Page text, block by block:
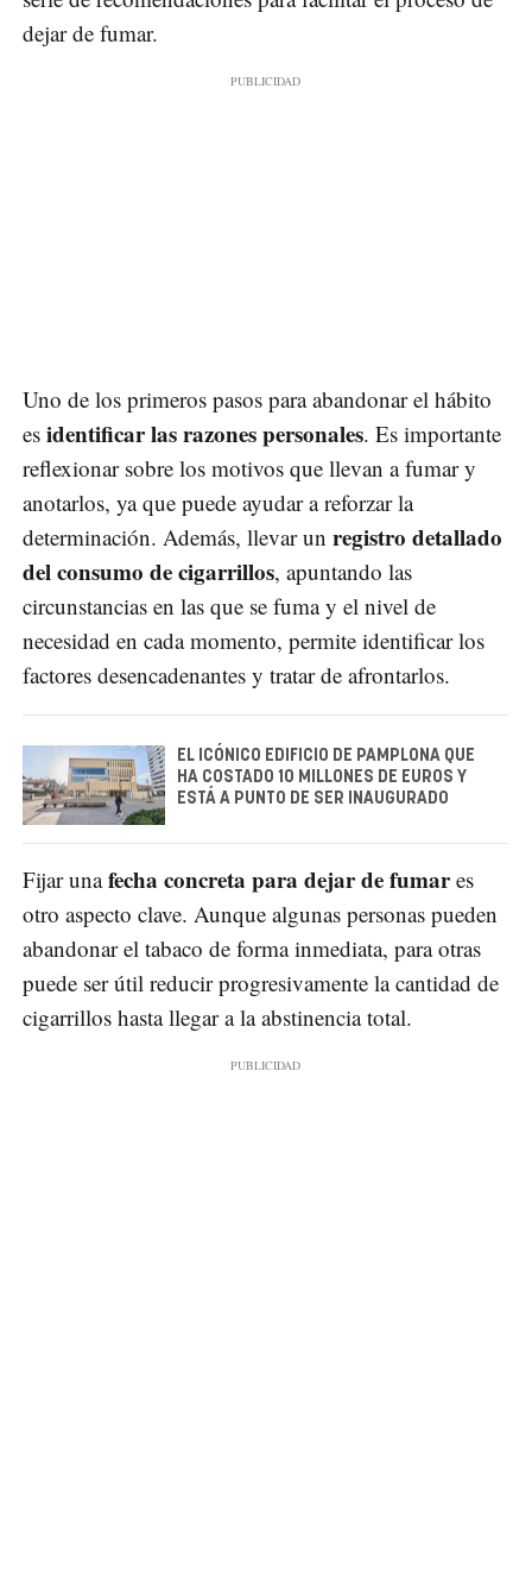
dejar de fumar.
Uno de los primeros pasos para abandonar el hábito
es identificar las razones personales. Es importante
reflexionar sobre los motivos que llevan a fumar y
anotarlos, ya que puede ayudar a reforzar la
determinación. Además, llevar un registro detallado
del consumo de cigarrillos, apuntando las
circunstancias en las que se fuma y el nivel de
necesidad en cada momento, permite identificar los
factores desencadenantes y tratar de afrontarlos.
EL ICÓNICO EDIFICIO DE PAMPLONA QUE
HA COSTADO 10 MILLONES DE EUROS Y
ESTÁ A PUNTO DE SER INAUGURADO
Fijar unafecha concreta para dejar de fumares
otro aspecto clave. Aunque algunas personas pueden
abandonar el tabaco de forma inmediata, para otras
puede ser útil reducir progresivamente la cantidad de
cigarrillos hasta llegar a la abstinencia total.